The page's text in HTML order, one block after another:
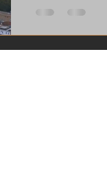
26
Imóvel em